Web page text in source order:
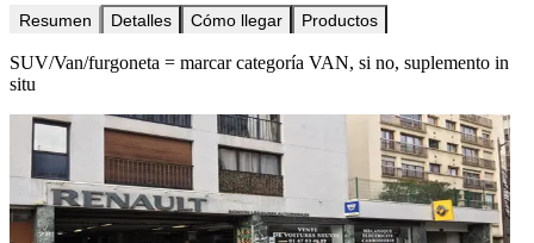
Resumen Detalles Cómo llegar Productos
SUV/Van/furgoneta = marcar categoría VAN, si no, suplemento in
situ